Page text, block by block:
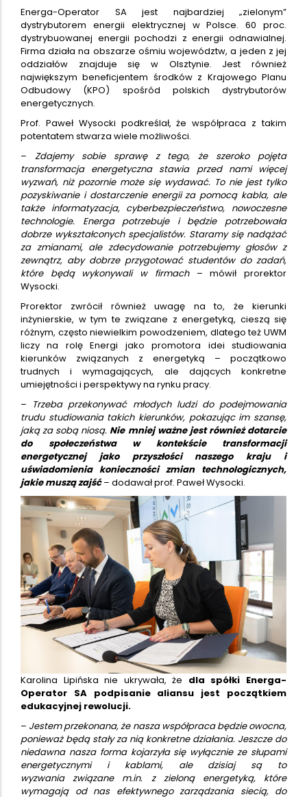
Energa-Operator SA jest najbardziej „zielonym”
dystrybutorem energii elektrycznej w Polsce. 60 proc.
dystrybuowanej energii pochodzi z energii odnawialnej.
Firma działa na obszarze ośmiu województw, a jeden z jej
oddziałów znajduje się w Olsztynie. Jest również
największym beneficjentem środków z Krajowego Planu
Odbudowy (KPO) spośród polskich dystrybutorów
energetycznych.
Prof. Paweł Wysocki podkreślał, że współpraca z takim
potentatem stwarza wiele możliwości.
– Zdajemy sobie sprawę z tego, że szeroko pojęta
transformacja energetyczna stawia przed nami więcej
wyzwań, niż pozornie może się wydawać. To nie jest tylko
pozyskiwanie i dostarczenie energii za pomocą kabla, ale
także informatyzacja, cyberbezpieczeństwo, nowoczesne
technologie. Energa potrzebuje i będzie potrzebowała
dobrze wykształconych specjalistów. Staramy się nadążać
za zmianami, ale zdecydowanie potrzebujemy głosów z
zewnątrz, aby dobrze przygotować studentów do zadań,
które będą wykonywali w firmach– mówił prorektor
Wysocki.
Prorektor zwrócił również uwagę na to, że kierunki
inżynierskie, w tym te związane z energetyką, cieszą się
różnym, często niewielkim powodzeniem, dlatego też UWM
liczy na rolę Energi jako promotora idei studiowania
kierunków związanych z energetyką – początkowo
trudnych i wymagających, ale dających konkretne
umiejętności i perspektywy na rynku pracy.
– Trzeba przekonywać młodych ludzi do podejmowania
trudu studiowania takich kierunków, pokazując im szansę,
jaką za sobą niosą. Nie mniej ważne jest również dotarcie
do społeczeństwa w kontekście transformacji
energetycznej jako przyszłości naszego kraju i
uświadomienia konieczności zmian technologicznych,
jakie muszą zajść – dodawał prof. Paweł Wysocki.
Karolina Lipińska nie ukrywała, że dla spółki Energa-
Operator SA podpisanie aliansu jest początkiem
edukacyjnej rewolucji.
– Jestem przekonana, że nasza współpraca będzie owocna,
ponieważ będą stały za nią konkretne działania. Jeszcze do
niedawna nasza forma kojarzyła się wyłącznie ze słupami
energetycznymi i kablami, ale dzisiaj są to
wyzwania związane m.in. z zieloną energetyką, które
wymagają od nas efektywnego zarządzania siecią, do